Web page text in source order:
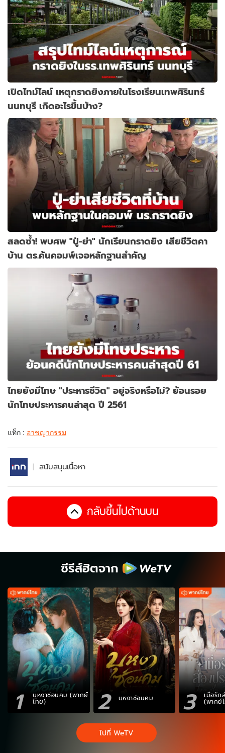
เปิดไทม์ไลน์ เหตุกราดยิงภายในโรงเรียนเทพศิรินทร์
นนทบุรี เกิดอะไรขึ้นบ้าง?
สลดซ้ำ! พบศพ "ปู่-ย่า" นักเรียนกราดยิง เสียชีวิตคา
บ้าน ตร.ค้นคอมพ์เจอหลักฐานสำคัญ
ไทยยังมีโทษ "ประหารชีวิต" อยู่จริงหรือไม่? ย้อนรอย
นักโทษประหารคนล่าสุด ปี 2561
แท็ก : อาชญากรรม
สนับสนุนเนื้อหา
กลับขึ้นไปด้านบน
ซีรีส์ฮิตจาก
1 บุหงาซ่อนคม (พากย์
ไทย) 2 บุหงาซ่อนคม 3 เมื่อรัก
(พากย์
ไปที่ WeTV